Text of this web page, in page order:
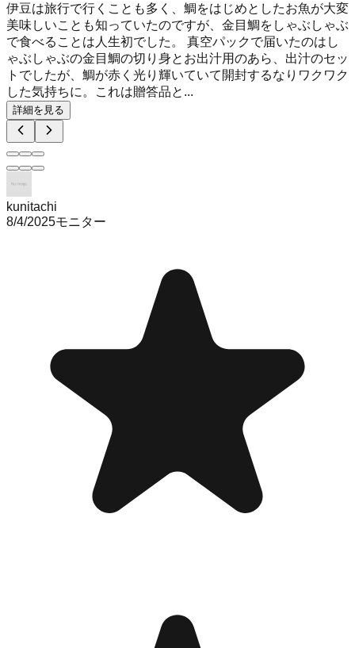
伊豆は旅行で行くことも多く、鯛をはじめとしたお魚が大変
美味しいことも知っていたのですが、金目鯛をしゃぶしゃぶ
で食べることは人生初でした。 真空パックで届いたのはし
ゃぶしゃぶの金目鯛の切り身とお出汁用のあら、出汁のセッ
トでしたが、鯛が赤く光り輝いていて開封するなりワクワク
した気持ちに。これは贈答品と...
詳細を見る
kunitachi
8/4/2025モニター